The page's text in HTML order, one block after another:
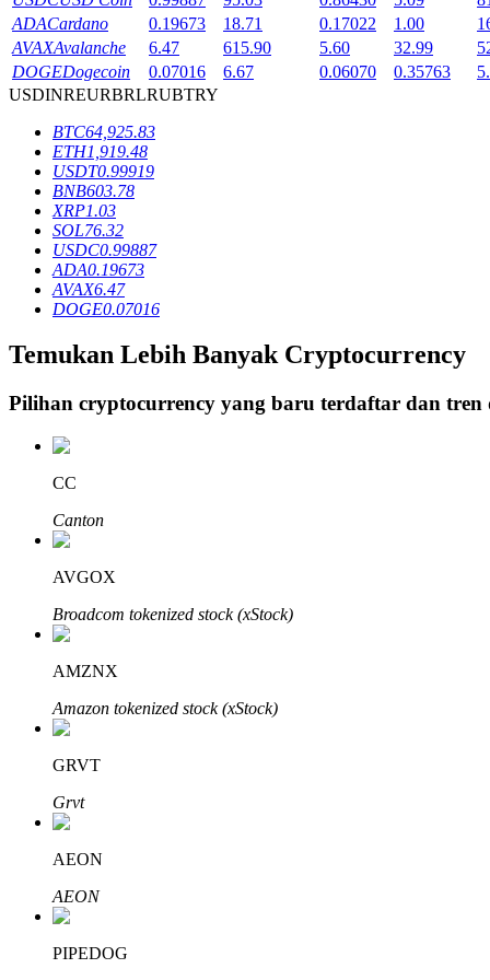
Mempertaruhkan
Pengembalian tinggi & akses instan
Launchpool
Pinjaman
Layanan pinjaman yang didukung Crypto
ADACardano 0.19673 18.71 0.17022 1.00
AVAXAvalanche 6.47 615.90 5.60 32.99
DOGEDogecoin 0.07016 6.67 0.06070 0.35763
USDINREURBRLRUBTRY
BTC64,925.83
ETH1,919.48
USDT0.99919
BNB603.78
XRP1.03
SOL76.32
USDC0.99887
ADA0.19673
AVAX6.47
DOGE0.07016
Temukan Lebih Banyak Cryptocurrency
Pilihan cryptocurrency yang baru terdaftar dan tren
CC
Canton
AVGOX
Broadcom tokenized stock (xStock)
AMZNX
Amazon tokenized stock (xStock)
GRVT
Grvt
AEON
AEON
PIPEDOG